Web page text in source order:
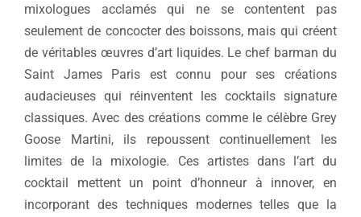
mixologues acclamés qui ne se contentent pas
seulement de concocter des boissons, mais qui créent
de véritables œuvres d’art liquides. Le chef barman du
Saint James Paris est connu pour ses créations
audacieuses qui réinventent les cocktails signature
classiques. Avec des créations comme le célèbre Grey
Goose Martini, ils repoussent continuellement les
limites de la mixologie. Ces artistes dans l’art du
cocktail mettent un point d’honneur à innover, en
incorporant des techniques modernes telles que la